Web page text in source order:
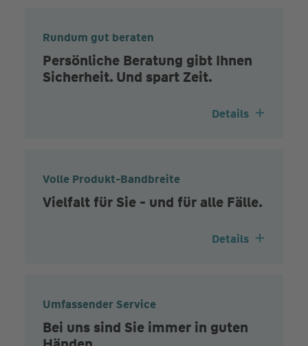
Rundum gut beraten
Persönliche Beratung gibt Ihnen
Sicherheit. Und spart Zeit.
Details
Volle Produkt-Bandbreite
Vielfalt für Sie - und für alle Fälle.
Details
Umfassender Service
Bei uns sind Sie immer in guten